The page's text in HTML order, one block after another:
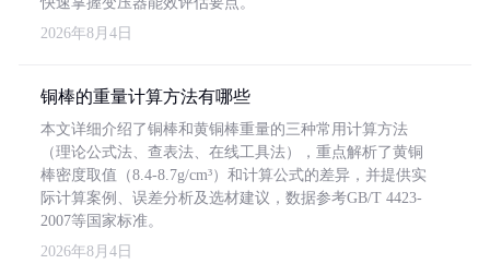
2026年8月4日
铜棒的重量计算方法有哪些
本文详细介绍了铜棒和黄铜棒重量的三种常用计算方法
（理论公式法、查表法、在线工具法），重点解析了黄铜
棒密度取值（8.4-8.7g/cm³）和计算公式的差异，并提供实
际计算案例、误差分析及选材建议，数据参考GB/T 4423-
2007等国家标准。
2026年8月4日